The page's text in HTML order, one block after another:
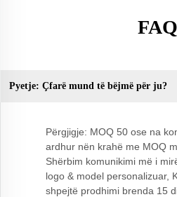
FAQ
Pyetje: Çfarë mund të bëjmë për ju?
Përgjigje: MOQ 50 ose na
ardhur nën krahë me MOQ
Shërbim komunikimi më i
logo & model personalizuar,
shpejtë prodhimi brenda 15